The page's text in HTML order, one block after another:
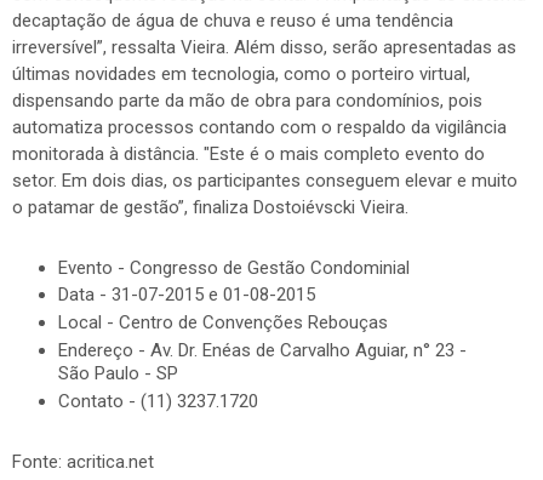
decaptação de água de chuva e reuso é uma tendência
irreversível”, ressalta Vieira. Além disso, serão apresentadas as
últimas novidades em tecnologia, como o porteiro virtual,
dispensando parte da mão de obra para condomínios, pois
automatiza processos contando com o respaldo da vigilância
monitorada à distância. "Este é o mais completo evento do
setor. Em dois dias, os participantes conseguem elevar e muito
o patamar de gestão”, finaliza Dostoiévscki Vieira.
Evento - Congresso de Gestão Condominial
Data - 31-07-2015 e 01-08-2015
Local - Centro de Convenções Rebouças
Endereço - Av. Dr. Enéas de Carvalho Aguiar, n° 23 -
São Paulo - SP
Contato - (11) 3237.1720
Fonte: acritica.net